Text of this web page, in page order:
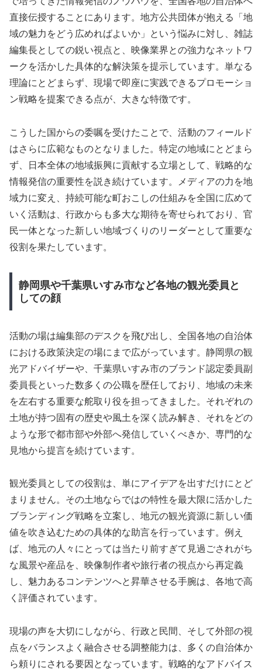
直接伝授することにあります。地方公共団体が抱える「地
域の魅力をどう広めればよいか」という悩みに対し、雑誌
編集長としての鋭い視点と、映像業界との強力なネットワ
ークを活かした具体的な解決策を提示しています。単なる
理論にとどまらず、現場で即座に実践できるプロモーショ
ン戦略を提案できる点が、大きな特徴です。
こうした国からの委嘱を受けたことで、活動のフィールド
はさらに広範なものとなりました。特定の地域にとどまら
ず、日本全体の地域振興に貢献する立場として、戦略的な
情報発信の重要性を説き続けています。メディアの力を地
域力に変え、持続可能な町おこしの仕組みを全国に広めて
いく活動は、行政からも多大な期待を寄せられており、官
民一体となった新しい地域づくりのリーダーとして重要な
役割を果たしています。
静岡県や千葉県いすみ市など各地の観光委員と
しての顔
活動の場は編集部のデスクを飛び出し、全国各地の自治体
における政策決定の場にまで広がっています。静岡県の観
光アドバイザーや、千葉県いすみ市のブランド認定委員副
委員長といった数多くの公職を歴任しており、地域の未来
を左右する重要な舵取り役を担ってきました。それぞれの
土地が持つ固有の歴史や風土を深く読み解き、それをどの
ような形で都市部や外部へ発信していくべきか、専門的な
見地から提言を続けています。
観光委員としての役割は、単にアイデアを出すだけにとど
まりません。その土地ならではの特性を最大限に活かした
ブランディング戦略を立案し、地元の観光資源に新しい価
値を吹き込むための具体的な助言を行っています。例え
ば、地元の人々にとっては当たり前すぎて見過ごされがち
な風景や産品を、映像制作者や旅行者の視点から再定義
し、魅力あるコンテンツへと昇華させる手腕は、各地で高
く評価されています。
現場の声を大切にしながら、行政と民間、そして外部の視
点をバランスよく融合させる調整能力は、多くの自治体か
ら頼りにされる要因となっています。戦略的なアドバイス